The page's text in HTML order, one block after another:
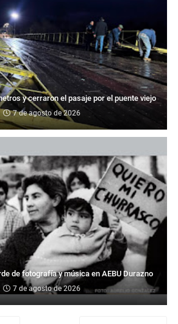
y cerraron el pasaje por el puente viejo
7 de agosto de 2026
de fotografía y música en AEBU Durazno
7 de agosto de 2026